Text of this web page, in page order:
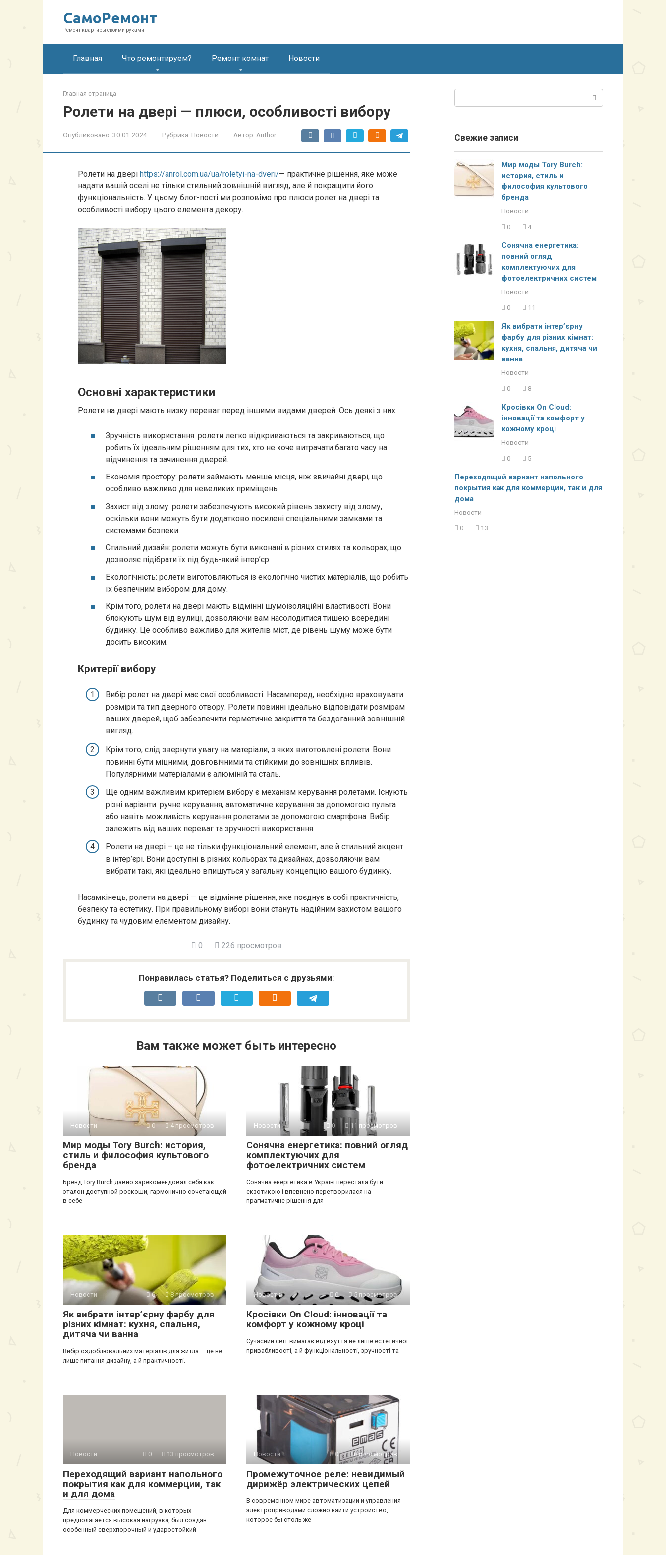
СамоРемонт
Ремонт квартиры своими руками
Главная Что ремонтируем? Ремонт комнат Новости
Главная страница
Ролети на двері — плюси, особливості вибору
Опубликовано: 30.01.2024 Рубрика: Новости Автор: Author
Ролети на двері https://anrol.com.ua/ua/roletyi-na-dveri/— практичне рішення, яке може
надати вашій оселі не тільки стильний зовнішній вигляд, але й покращити його
функціональність. У цьому блог-пості ми розповімо про плюси ролет на двері та
особливості вибору цього елемента декору.
Основні характеристики
Ролети на двері мають низку переваг перед іншими видами дверей. Ось деякі з них:
Зручність використання: ролети легко відкриваються та закриваються, що
робить їх ідеальним рішенням для тих, хто не хоче витрачати багато часу на
відчинення та зачинення дверей.
Економія простору: ролети займають менше місця, ніж звичайні двері, що
особливо важливо для невеликих приміщень.
Захист від злому: ролети забезпечують високий рівень захисту від злому,
оскільки вони можуть бути додатково посилені спеціальними замками та
системами безпеки.
Стильний дизайн: ролети можуть бути виконані в різних стилях та кольорах, що
дозволяє підібрати їх під будь-який інтер’єр.
Екологічність: ролети виготовляються із екологічно чистих матеріалів, що робить
їх безпечним вибором для дому.
Крім того, ролети на двері мають відмінні шумоізоляційні властивості. Вони
блокують шум від вулиці, дозволяючи вам насолодитися тишею всередині
будинку. Це особливо важливо для жителів міст, де рівень шуму може бути
досить високим.
Критерії вибору
Вибір ролет на двері має свої особливості. Насамперед, необхідно враховувати
розміри та тип дверного отвору. Ролети повинні ідеально відповідати розмірам
ваших дверей, щоб забезпечити герметичне закриття та бездоганний зовнішній
вигляд.
Крім того, слід звернути увагу на матеріали, з яких виготовлені ролети. Вони
повинні бути міцними, довговічними та стійкими до зовнішніх впливів.
Популярними матеріалами є алюміній та сталь.
Ще одним важливим критерієм вибору є механізм керування ролетами. Існують
різні варіанти: ручне керування, автоматичне керування за допомогою пульта
або навіть можливість керування ролетами за допомогою смартфона. Вибір
залежить від ваших переваг та зручності використання.
Ролети на двері – це не тільки функціональний елемент, але й стильний акцент
в інтер’єрі. Вони доступні в різних кольорах та дизайнах, дозволяючи вам
вибрати такі, які ідеально впишуться у загальну концепцію вашого будинку.
Насамкінець, ролети на двері — це відмінне рішення, яке поєднує в собі практичність,
безпеку та естетику. При правильному виборі вони стануть надійним захистом вашого
будинку та чудовим елементом дизайну.
0 226 просмотров
Понравилась статья? Поделиться с друзьями:
Вам также может быть интересно
Новости 0 4 просмотров
Мир моды Tory Burch: история,
стиль и философия культового
бренда
Бренд Tory Burch давно зарекомендовал себя как
эталон доступной роскоши, гармонично сочетающей
в себе
Новости 0 11 просмотров
Сонячна енергетика: повний огляд
комплектуючих для
фотоелектричних систем
Сонячна енергетика в Україні перестала бути
екзотикою і впевнено перетворилася на
прагматичне рішення для
Новости 0 8 просмотров
Як вибрати інтер’єрну фарбу для
різних кімнат: кухня, спальня,
дитяча чи ванна
Вибір оздоблювальних матеріалів для житла — це не
лише питання дизайну, а й практичності.
Новости 0 5 просмотров
Кросівки On Cloud: інновації та
комфорт у кожному кроці
Сучасний світ вимагає від взуття не лише естетичної
привабливості, а й функціональності, зручності та
Новости 0 13 просмотров
Переходящий вариант напольного
покрытия как для коммерции, так
и для дома
Для коммерческих помещений, в которых
предполагается высокая нагрузка, был создан
особенный сверхпорочный и ударостойкий
Новости 0 8 просмотров
Промежуточное реле: невидимый
дирижёр электрических цепей
В современном мире автоматизации и управления
электроприводами сложно найти устройство,
которое бы столь же
Свежие записи
Мир моды Tory Burch:
история, стиль и
философия культового
бренда
Новости
0
4
Сонячна енергетика:
повний огляд
комплектуючих для
фотоелектричних систем
Новости
0
11
Як вибрати інтер’єрну
фарбу для різних кімнат:
кухня, спальня, дитяча чи
ванна
Новости
0
8
Кросівки On Cloud:
інновації та комфорт у
кожному кроці
Новости
0
5
Переходящий вариант напольного
покрытия как для коммерции, так и для
дома
Новости
0
13